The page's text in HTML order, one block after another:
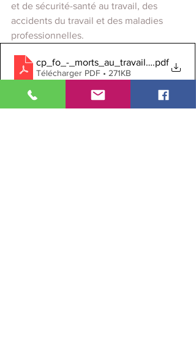
et de sécurité-santé au travail, des
accidents du travail et des maladies
professionnelles.
cp_fo_-_morts_au_travail_une_realite
.pdf
Télécharger PDF • 271KB